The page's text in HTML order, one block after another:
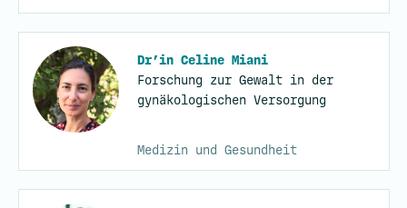
Dr’in Celine Miani
Forschung zur Gewalt in der
gynäkologischen Versorgung
Medizin und Gesundheit